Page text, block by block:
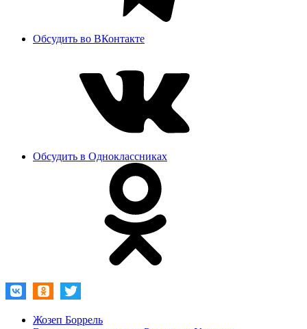
Обсудить во ВКонтакте
Обсудить в Одноклассниках
Жозеп Боррель